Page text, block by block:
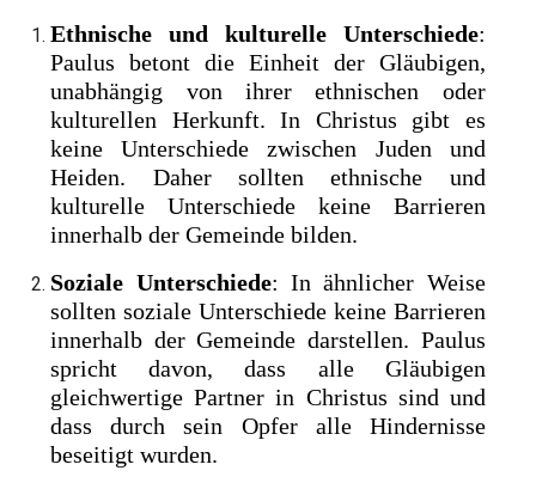
Ethnische und kulturelle Unterschiede:
Paulus betont die Einheit der Gläubigen,
unabhängig von ihrer ethnischen oder
kulturellen Herkunft. In Christus gibt es
keine Unterschiede zwischen Juden und
Heiden. Daher sollten ethnische und
kulturelle Unterschiede keine Barrieren
innerhalb der Gemeinde bilden.
Soziale Unterschiede: In ähnlicher Weise
sollten soziale Unterschiede keine Barrieren
innerhalb der Gemeinde darstellen. Paulus
spricht davon, dass alle Gläubigen
gleichwertige Partner in Christus sind und
dass durch sein Opfer alle Hindernisse
beseitigt wurden.